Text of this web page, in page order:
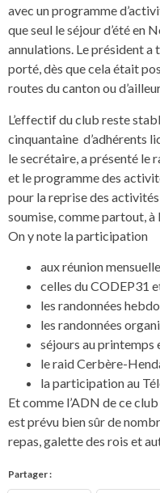
avec un programme
que seul le séjour d’été en
annulations. Le président
porté, dès que cela était
routes du canton ou
L’effectif du club reste
cinquantaine d’adhérents
le secrétaire, a présenté le
et le programme des
pour la reprise des
soumise, comme partout, à
On y note la participation
aux réunion
celles du CODEP31
les randonnées
les randonnées
séjours au printemps
le raid Cerbère-
la participation au
Et comme l’ADN de ce
est prévu bien sûr de
repas, galette des rois et
Partager :